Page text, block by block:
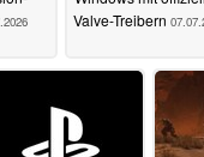
Valve-Treibern